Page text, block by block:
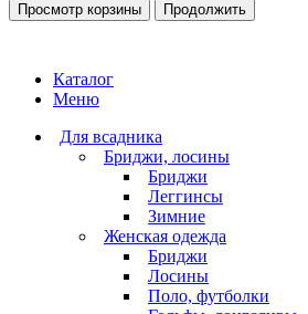
Просмотр корзины Продолжить
Каталог
Меню
Для всадника
Бриджи, лосины
Бриджи
Леггинсы
Зимние
Женская одежда
Бриджи
Лосины
Поло, футболки